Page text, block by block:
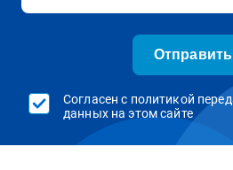
Отправить
Согласен с политикой
данных на этом сайте